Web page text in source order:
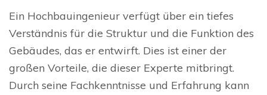
Ein Hochbauingenieur verfügt über ein tiefes
Verständnis für die Struktur und die Funktion des
Gebäudes, das er entwirft. Dies ist einer der
großen Vorteile, die dieser Experte mitbringt.
Durch seine Fachkenntnisse und Erfahrung kann